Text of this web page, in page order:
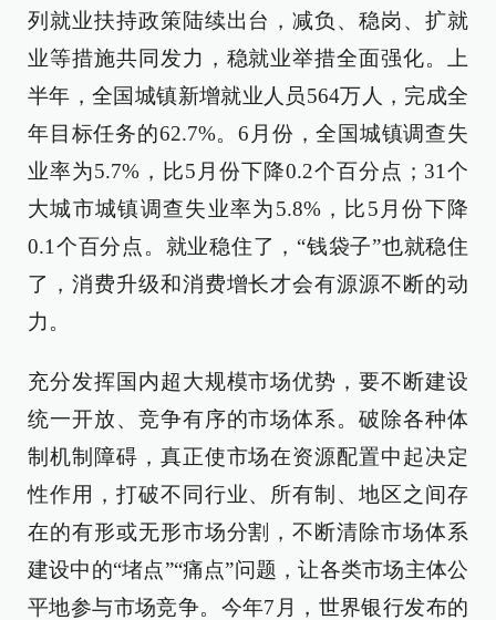
列就业扶持政策陆续出台，减负、稳岗、扩就
业等措施共同发力，稳就业举措全面强化。上
半年，全国城镇新增就业人员564万人，完成全
年目标任务的62.7%。6月份，全国城镇调查失
业率为5.7%，比5月份下降0.2个百分点；31个
大城市城镇调查失业率为5.8%，比5月份下降
0.1个百分点。就业稳住了，“钱袋子”也就稳住
了，消费升级和消费增长才会有源源不断的动
力。
充分发挥国内超大规模市场优势，要不断建设
统一开放、竞争有序的市场体系。破除各种体
制机制障碍，真正使市场在资源配置中起决定
性作用，打破不同行业、所有制、地区之间存
在的有形或无形市场分割，不断清除市场体系
建设中的“堵点”“痛点”问题，让各类市场主体公
平地参与市场竞争。今年7月，世界银行发布的